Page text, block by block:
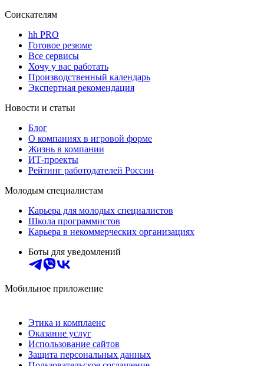
Соискателям
hh PRO
Готовое резюме
Все сервисы
Хочу у вас работать
Производственный календарь
Экспертная рекомендация
Новости и статьи
Блог
О компаниях в игровой форме
Жизнь в компании
ИТ-проекты
Рейтинг работодателей России
Молодым специалистам
Карьера для молодых специалистов
Школа программистов
Карьера в некоммерческих организациях
Боты для уведомлений
Мобильное приложение
Этика и комплаенс
Оказание услуг
Использование сайтов
Защита персональных данных